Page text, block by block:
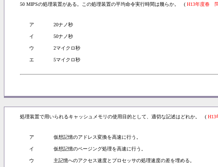
50 MIPSの処理装置がある。この処理装置の平均命令実行時間は幾らか。 ( H13年度春
ア 20ナノ秒
イ 50ナノ秒
ウ 2マイクロ秒
エ 5マイクロ秒
処理装置で用いられるキャッシュメモリの使用目的として、適切な記述はどれか。 (
ア 仮想記憶のアドレス変換を高速に行う。
イ 仮想記憶のページング処理を高速に行う。
ウ 主記憶へのアクセス速度とプロセッサの処理速度の差を埋める。